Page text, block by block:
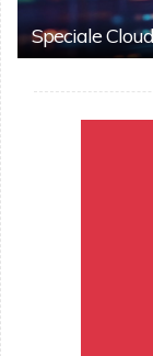
Speciale